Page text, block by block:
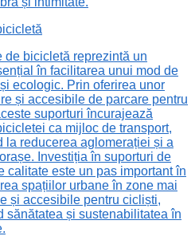
de bicicletă reprezintă un
în facilitarea unui mod de
ecologic. Prin oferirea unor
și accesibile de parcare pentru
suporturi încurajează
ca mijloc de transport,
la reducerea aglomerației și a
Investiția în suporturi de
calitate este un pas important în
spațiilor urbane în zone mai
și accesibile pentru cicliști,
sănătatea și sustenabilitatea în